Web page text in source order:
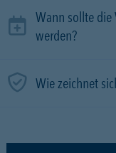
Wann sollte die
werden?
Wie zeichnet